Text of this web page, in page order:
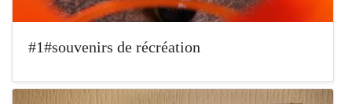
#1#souvenirs de récréation